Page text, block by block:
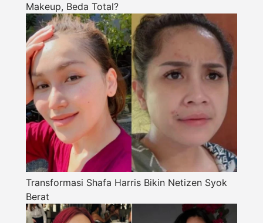
Makeup, Beda Total?
Transformasi Shafa Harris Bikin Netizen Syok
Berat